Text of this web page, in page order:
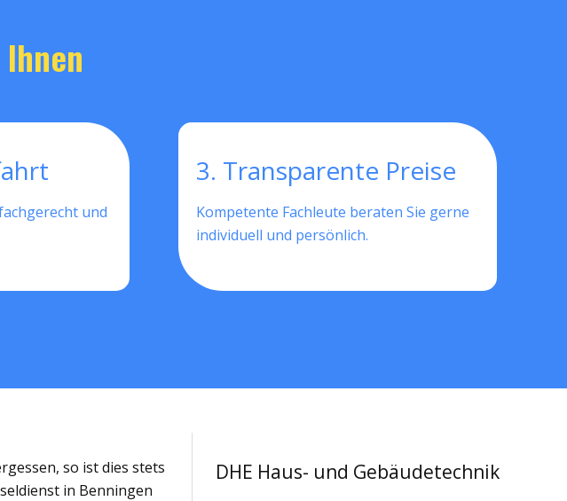
und
3. Transparente Preise
Kompetente Fachleute beraten Sie gerne
individuell und persönlich.
DHE Haus- und Gebäudetechnik
so ist dies stets
in Benningen